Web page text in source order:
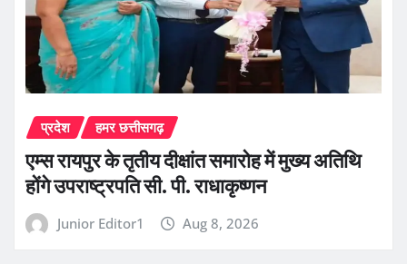
प्रदेश हमर छत्तीसगढ़
एम्स रायपुर के तृतीय दीक्षांत समारोह में मुख्य अतिथि
होंगे उपराष्ट्रपति सी. पी. राधाकृष्णन
Junior Editor1 Aug 8, 2026